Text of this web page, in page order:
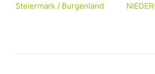
Steiermark / Burgenland